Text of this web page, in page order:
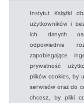
Instytut Książki
użytkowników i
ich danych
odpowiednie
zapobiegające
prywatność
plików cookies, by
serwisów oraz do
chcesz, by pliki